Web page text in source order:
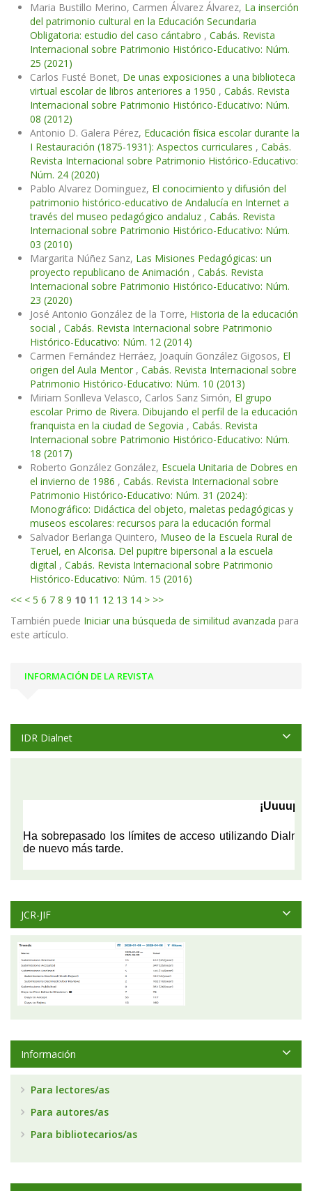
Maria Bustillo Merino, Carmen Álvarez Álvarez, La inserción
del patrimonio cultural en la Educación Secundaria
Obligatoria: estudio del caso cántabro , Cabás. Revista
Internacional sobre Patrimonio Histórico-Educativo: Núm.
25 (2021)
Carlos Fusté Bonet, De unas exposiciones a una biblioteca
virtual escolar de libros anteriores a 1950 , Cabás. Revista
Internacional sobre Patrimonio Histórico-Educativo: Núm.
08 (2012)
Antonio D. Galera Pérez, Educación física escolar durante la
I Restauración (1875-1931): Aspectos curriculares , Cabás.
Revista Internacional sobre Patrimonio Histórico-Educativo:
Núm. 24 (2020)
Pablo Alvarez Dominguez, El conocimiento y difusión del
patrimonio histórico-educativo de Andalucía en Internet a
través del museo pedagógico andaluz , Cabás. Revista
Internacional sobre Patrimonio Histórico-Educativo: Núm.
03 (2010)
Margarita Núñez Sanz, Las Misiones Pedagógicas: un
proyecto republicano de Animación , Cabás. Revista
Internacional sobre Patrimonio Histórico-Educativo: Núm.
23 (2020)
José Antonio González de la Torre, Historia de la educación
social , Cabás. Revista Internacional sobre Patrimonio
Histórico-Educativo: Núm. 12 (2014)
Carmen Fernández Herráez, Joaquín González Gigosos, El
origen del Aula Mentor , Cabás. Revista Internacional sobre
Patrimonio Histórico-Educativo: Núm. 10 (2013)
Miriam Sonlleva Velasco, Carlos Sanz Simón, El grupo
escolar Primo de Rivera. Dibujando el perfil de la educación
franquista en la ciudad de Segovia , Cabás. Revista
Internacional sobre Patrimonio Histórico-Educativo: Núm.
18 (2017)
Roberto González González, Escuela Unitaria de Dobres en
el invierno de 1986 , Cabás. Revista Internacional sobre
Patrimonio Histórico-Educativo: Núm. 31 (2024):
Monográfico: Didáctica del objeto, maletas pedagógicas y
museos escolares: recursos para la educación formal
Salvador Berlanga Quintero, Museo de la Escuela Rural de
Teruel, en Alcorisa. Del pupitre bipersonal a la escuela
digital , Cabás. Revista Internacional sobre Patrimonio
Histórico-Educativo: Núm. 15 (2016)
<< < 5 6 7 8 9 10 11 12 13 14 > >>
También puede Iniciar una búsqueda de similitud avanzada para
este artículo.
INFORMACIÓN DE LA REVISTA
IDR Dialnet
JCR-JIF
Información
Para lectores/as
Para autores/as
Para bibliotecarios/as